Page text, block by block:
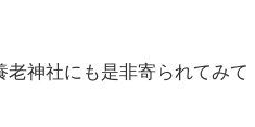
神社にも是非寄られてみて